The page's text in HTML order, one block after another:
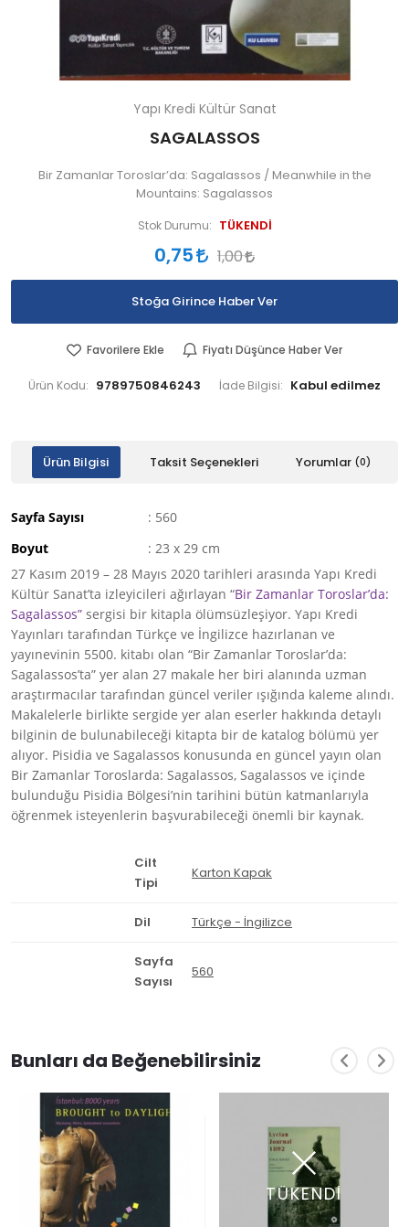
Yapı Kredi Kültür Sanat
SAGALASSOS
Bir Zamanlar Toroslar’da: Sagalassos / Meanwhile in the
Mountains: Sagalassos
Stok Durumu: TÜKENDİ
0,75 1,00
Stoğa Girince Haber Ver
Favorilere Ekle Fiyatı Düşünce Haber Ver
Ürün Kodu: 9789750846243 İade Bilgisi:
Ürün Bilgisi Taksit Seçenekleri Yorumlar (0)
Sayfa Sayısı
: 560
Boyut
: 23 x 29 cm
27 Kasım 2019 – 28 Mayıs 2020 tarihleri arasında Yapı Kredi
Kültür Sanat’ta izleyicileri ağırlayan “Bir Zamanlar Toroslar’da:
Sagalassos” sergisi bir kitapla ölümsüzleşiyor. Yapı Kredi
Yayınları tarafından Türkçe ve İngilizce hazırlanan ve
yayınevinin 5500. kitabı olan “Bir Zamanlar Toroslar’da:
Sagalassos’ta” yer alan 27 makale her biri alanında uzman
araştırmacılar tarafından güncel veriler ışığında kaleme alındı.
Makalelerle birlikte sergide yer alan eserler hakkında detaylı
bilginin de bulunabileceği kitapta bir de katalog bölümü yer
alıyor. Pisidia ve Sagalassos konusunda en güncel yayın olan
Bir Zamanlar Toroslarda: Sagalassos, Sagalassos ve içinde
bulunduğu Pisidia Bölgesi’nin tarihini bütün katmanlarıyla
öğrenmek isteyenlerin başvurabileceği önemli bir kaynak.
Cilt
Tipi
Karton Kapak
Dil Türkçe - İngilizce
Sayfa
Sayısı
560
Bunları da Beğenebilirsiniz
TÜKENDİ